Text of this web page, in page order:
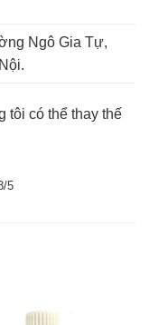
Ngô Gia Tự,
tôi có thể thay thế
5